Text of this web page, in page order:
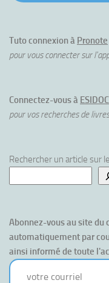
Tuto connexion à Pronote
pour vous connecter sur
Connectez-vous à ESIDOC
pour vos recherches de
Rechercher un article sur
Abonnez-vous au site du
automatiquement par
ainsi informé de toute
votre courriel